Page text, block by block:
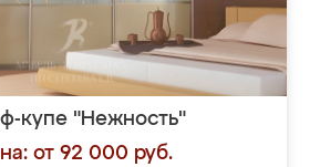
купе "Нежность"
от 92 000 руб.